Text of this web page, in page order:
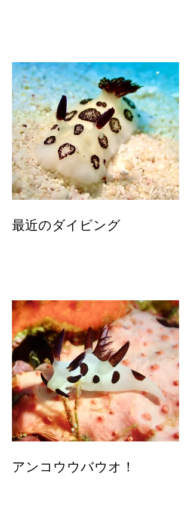
最近のダイビング
アンコウウバウオ！